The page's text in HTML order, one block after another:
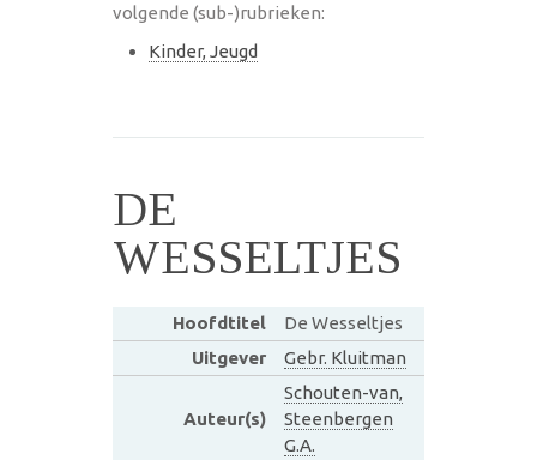
volgende (sub-)rubrieken:
Kinder, Jeugd
DE
WESSELTJES
Hoofdtitel
De Wesseltjes
Uitgever
Gebr. Kluitman
Auteur(s)
Schouten-van,
Steenbergen
G.A.